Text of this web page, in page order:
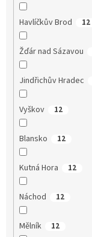
Havlíčkův Brod 12
Žďár nad Sázavou
Jindřichův Hradec
Vyškov 12
Blansko 12
Kutná Hora 12
Náchod 12
Mělník 12